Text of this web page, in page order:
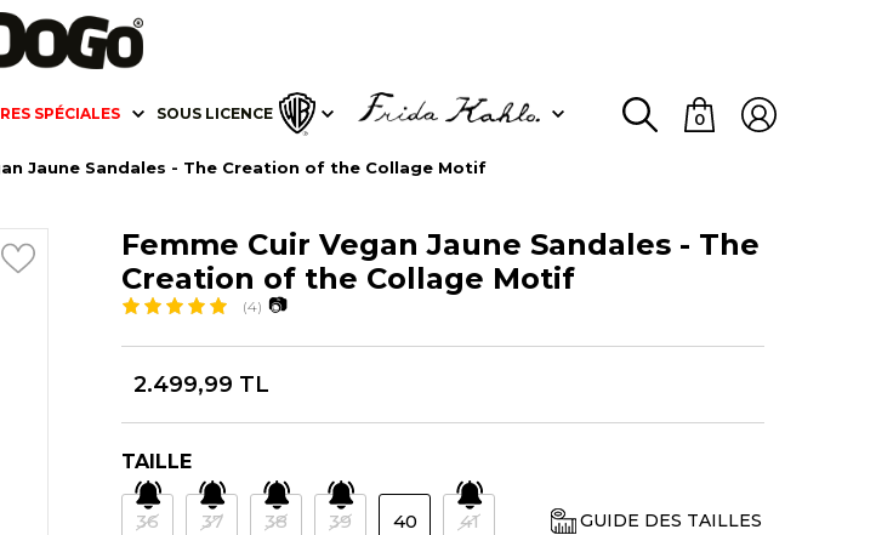
SPÉCIALES SOUS LICENCE 0
Jaune Sandales - The Creation of the Collage Motif
Femme Cuir Vegan Jaune Sandales - The
Creation of the Collage Motif
(4) 📷
2.499,99 TL
TAILLE
36 37 38 39 40 41 GUIDE DES TAILLES